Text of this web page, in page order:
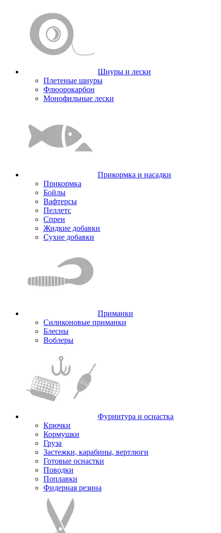
Шнуры и лески
Плетеные шнуры
Флюорокарбон
Монофильные лески
Прикормка и насадки
Прикормка
Бойлы
Вафтерсы
Пеллетс
Спреи
Жидкие добавки
Сухие добавки
Приманки
Силиконовые приманки
Блесны
Воблеры
Фурнитура и оснастка
Крючки
Кормушки
Груза
Застежки, карабины, вертлюги
Готовые оснастки
Поводки
Поплавки
Фидерная резина